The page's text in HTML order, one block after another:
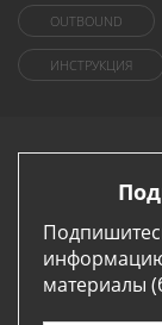
OUTBOUND
ИНСТРУКЦИЯ
материалы